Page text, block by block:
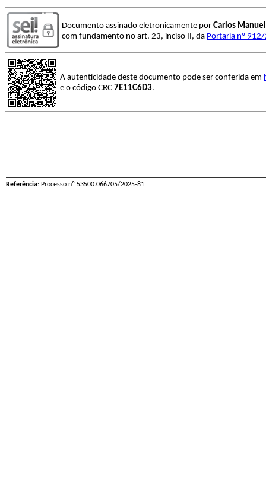
Documento assinado eletronicamente por Carlos
com fundamento no art. 23, inciso II, da Portaria nº
A autenticidade deste documento pode ser conferida em
e o código CRC 7E11C6D3.
Referência: Processo nº 53500.066705/2025-81